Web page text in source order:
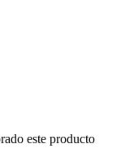
este producto